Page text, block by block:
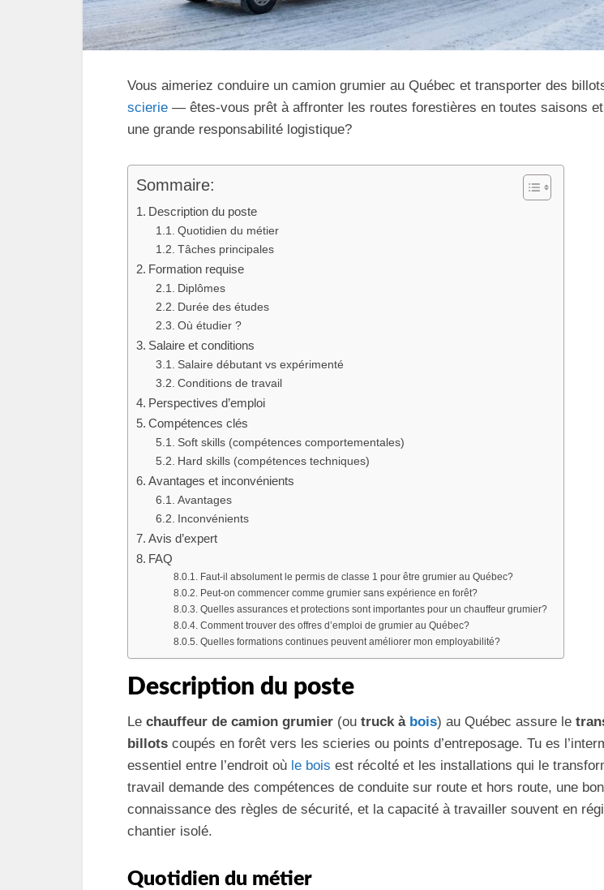
Vous aimeriez conduire un camion grumier au Québec et transporter des
scierie — êtes‑vous prêt à affronter les routes forestières en toutes saisons
une grande responsabilité logistique?
Sommaire:
Description du poste
Quotidien du métier
Tâches principales
Formation requise
Diplômes
Durée des études
Où étudier ?
Salaire et conditions
Salaire débutant vs expérimenté
Conditions de travail
Perspectives d’emploi
Compétences clés
Soft skills (compétences comportementales)
Hard skills (compétences techniques)
Avantages et inconvénients
Avantages
Inconvénients
Avis d’expert
FAQ
Faut‑il absolument le permis de classe 1 pour être grumier au Québec?
Peut‑on commencer comme grumier sans expérience en forêt?
Quelles assurances et protections sont importantes pour un chauffeur grumier?
Comment trouver des offres d’emploi de grumier au Québec?
Quelles formations continues peuvent améliorer mon employabilité?
Description du poste
Le chauffeur de camion grumier (ou truck à bois) au Québec assure le
billots coupés en forêt vers les scieries ou points d’entreposage. Tu es
essentiel entre l’endroit où le bois est récolté et les installations qui le
travail demande des compétences de conduite sur route et hors route, une
connaissance des règles de sécurité, et la capacité à travailler souvent en
chantier isolé.
Quotidien du métier